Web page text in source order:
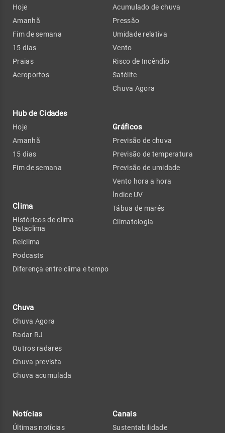
Hoje
Amanhã
Fim de semana
15 dias
Praias
Aeroportos
Hub de Cidades
Hoje
Amanhã
15 dias
Fim de semana
Clima
Históricos de clima -
Dataclima
Relclima
Podcasts
Diferença entre clima e tempo
Chuva
Chuva Agora
Radar RJ
Outros radares
Chuva prevista
Chuva acumulada
Acumulado de chuva
Pressão
Umidade relativa
Vento
Risco de Incêndio
Satélite
Chuva Agora
Gráficos
Previsão de chuva
Previsão de temperatura
Previsão de umidade
Vento hora a hora
Índice UV
Tábua de marés
Climatologia
Notícias
Últimas notícias
Canais
Sustentabilidade